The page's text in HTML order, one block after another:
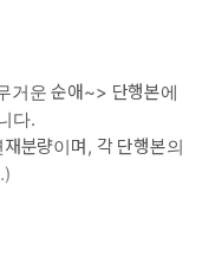
거운 순애~> 단행본에
다.
분량이며, 각 단행본의